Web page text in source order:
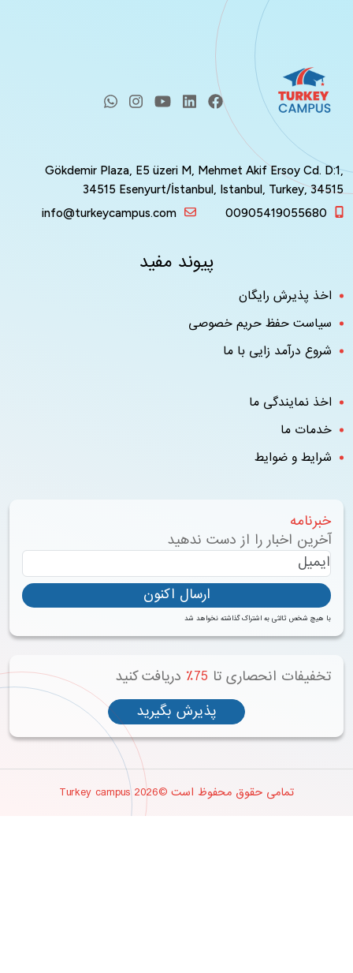
Gökdemir Plaza, E5 üzeri M, Mehmet Akif Ersoy Cd.
34515 Esenyurt/İstanbul, Istanbul, Turkey,
info@turkeycampus.com
پیوند مفید
پذیرش رایگان
حفظ حریم خصوصی
درآمد زایی با ما
نمایندگی ما
ما
و ضوایط
اخبار را از دست ندهید
ارسال اکنون
هیچ شخص ثالثی به اشتراک گذاشته نخواهد شد
انحصاری تا75٪
دریافت کنید
پذیرش بگیرید
تمامی حقوق محفوظ است ©2026 Turkey campus